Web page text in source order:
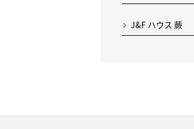
J&F ハウス 蕨